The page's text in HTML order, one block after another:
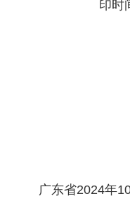
广东省2024年